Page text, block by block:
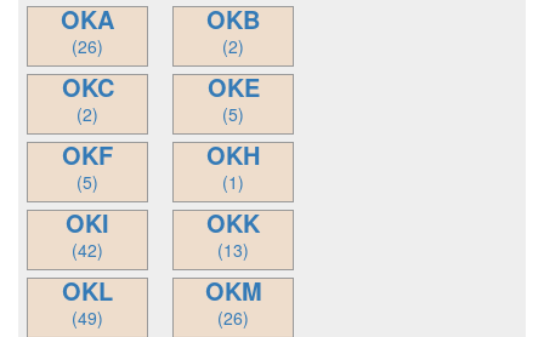
OKA
(26)
OKB
(2)
OKC
(2)
OKE
(5)
OKF
(5)
OKH
(1)
OKI
(42)
OKK
(13)
OKL
(49)
OKM
(26)